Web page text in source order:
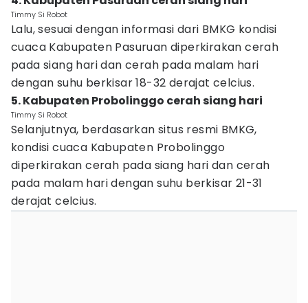
Timmy Si Robot
Lalu, sesuai dengan informasi dari BMKG kondisi
cuaca Kabupaten Pasuruan diperkirakan cerah
pada siang hari dan cerah pada malam hari
dengan suhu berkisar 18-32 derajat celcius.
5. Kabupaten Probolinggo cerah siang hari
Timmy Si Robot
Selanjutnya, berdasarkan situs resmi BMKG,
kondisi cuaca Kabupaten Probolinggo
diperkirakan cerah pada siang hari dan cerah
pada malam hari dengan suhu berkisar 21-31
derajat celcius.